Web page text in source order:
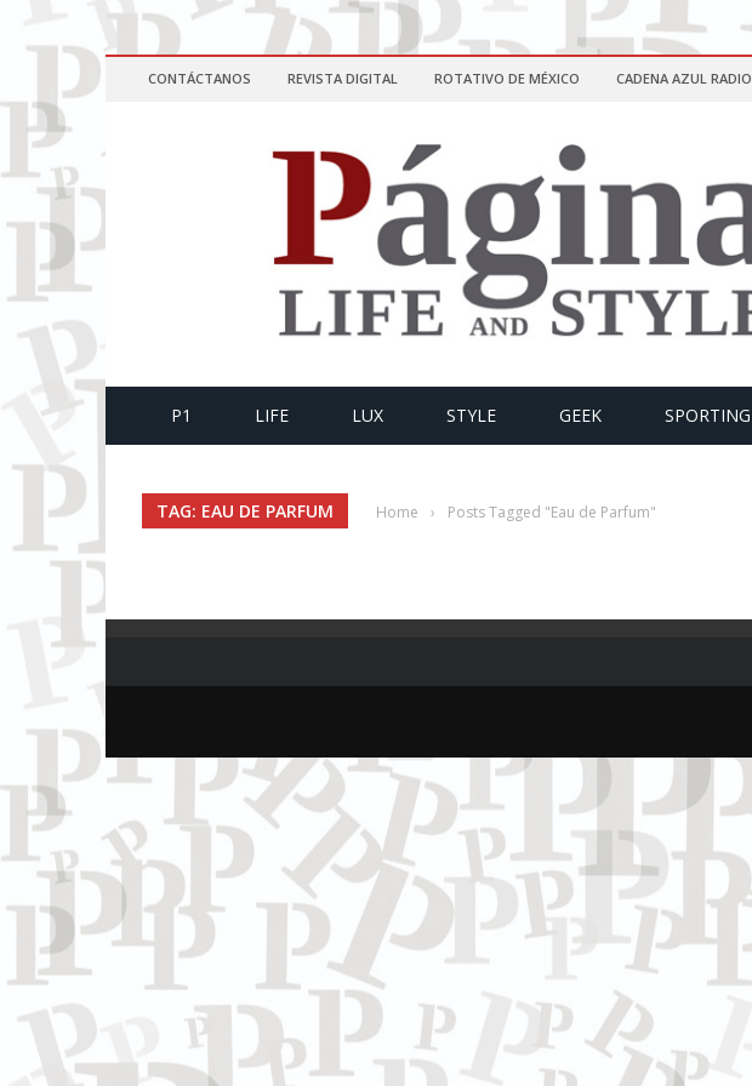
CONTÁCTANOS REVISTA DIGITAL ROTATIVO DE MÉXICO CADENA AZUL RADIO
P1 LIFE LUX STYLE GEEK SPORTING
TAG: EAU DE PARFUM Home › Posts Tagged "Eau de Parfum"